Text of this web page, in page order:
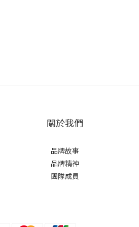
關於我們
品牌故事
品牌精神
團隊成員